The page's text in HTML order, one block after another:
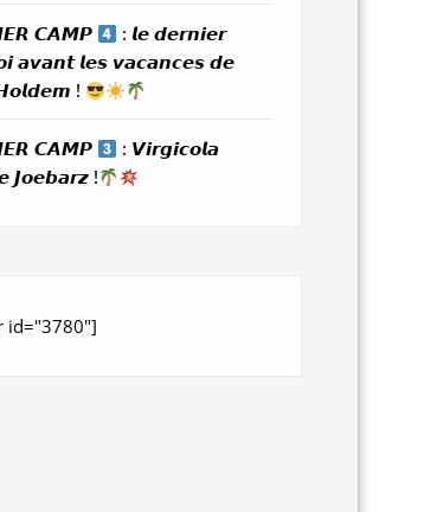
𝘾𝘼𝙈𝙋
: 𝙡𝙚 𝙙𝙚𝙧𝙣𝙞𝙚𝙧
𝙖𝙫𝙖𝙣𝙩 𝙡𝙚𝙨 𝙫𝙖𝙘𝙖𝙣𝙘𝙚𝙨 𝙙𝙚
!
𝘾𝘼𝙈𝙋
: 𝙑𝙞𝙧𝙜𝙞𝙘𝙤𝙡𝙖
𝙅𝙤𝙚𝙗𝙖𝙧𝙯 !
id="3780"]